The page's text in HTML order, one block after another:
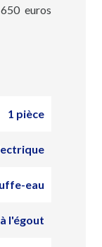
euros
1 pièce
eau
l'égout